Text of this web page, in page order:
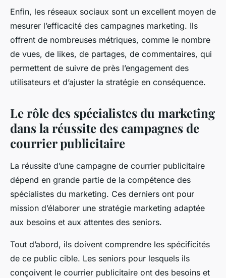
Enfin, les réseaux sociaux sont un excellent moyen de
mesurer l’efficacité des campagnes marketing. Ils
offrent de nombreuses métriques, comme le nombre
de vues, de likes, de partages, de commentaires, qui
permettent de suivre de près l’engagement des
utilisateurs et d’ajuster la stratégie en conséquence.
Le rôle des spécialistes du marketing
dans la réussite des campagnes de
courrier publicitaire
La réussite d’une campagne de courrier publicitaire
dépend en grande partie de la compétence des
spécialistes du marketing. Ces derniers ont pour
mission d’élaborer une stratégie marketing adaptée
aux besoins et aux attentes des seniors.
Tout d’abord, ils doivent comprendre les spécificités
de ce public cible. Les seniors pour lesquels ils
conçoivent le courrier publicitaire ont des besoins et